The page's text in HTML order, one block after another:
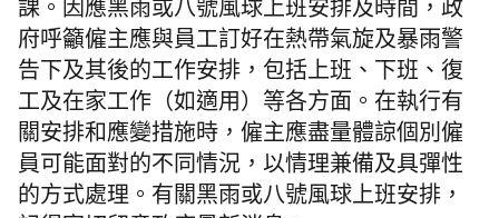
課。因應黑雨或八號風球上班安排及時間，政
府呼籲僱主應與員工訂好在熱帶氣旋及暴雨警
告下及其後的工作安排，包括上班、下班、復
工及在家工作（如適用）等各方面。在執行有
關安排和應變措施時，僱主應盡量體諒個別僱
員可能面對的不同情況，以情理兼備及具彈性
的方式處理。有關黑雨或八號風球上班安排，